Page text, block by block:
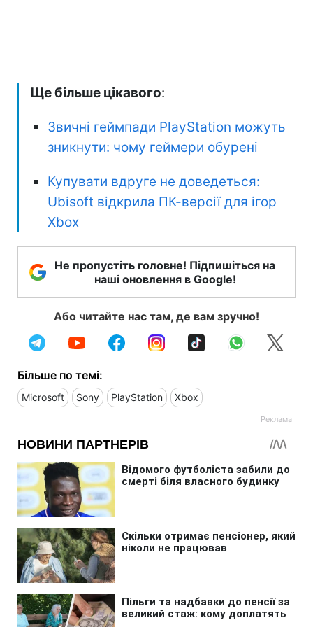
Ще більше цікавого:
Звичні геймпади PlayStation можуть
зникнути: чому геймери обурені
Купувати вдруге не доведеться:
Ubisoft відкрила ПК-версії для ігор
Xbox
Не пропустіть головне! Підпишіться на
наші оновлення в Google!
Або читайте нас там, де вам зручно!
Більше по темі:
Microsoft Sony PlayStation Xbox